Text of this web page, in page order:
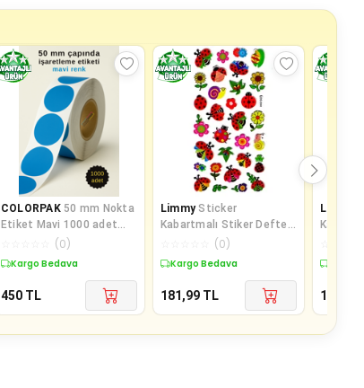
COLORPAK 50 mm Nokta
Etiket Mavi 1000 adet
İşaretleme Etiketi
(0)
Kargo Bedava
450 TL
Limmy Sticker
Kabartmalı Stiker Defter
Planlayıcı Etiket
(Ldg044)-17x9
(0)
Kargo Bedava
181,99 TL
Limmy
etiket
182,49